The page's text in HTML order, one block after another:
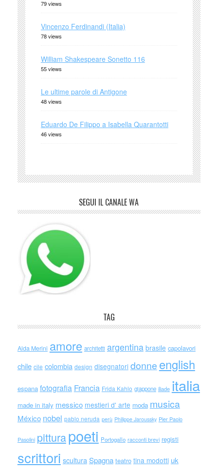
79 views
Vincenzo Ferdinandi (Italia)
78 views
William Shakespeare Sonetto 116
55 views
Le ultime parole di Antigone
48 views
Eduardo De Filippo a Isabella Quarantotti
46 views
SEGUI IL CANALE WA
TAG
Alda Merini amore architetti argentina brasile capolavori
chile cile colombia design disegnatori donne english
espana fotografia Francia Frida Kahlo giappone iliade italia
made in italy messico mestieri d' arte moda musica
México nobel pablo neruda perù Philippe Jaroussky Pier Paolo
Pasolini pitturapoeti Portogallo racconti brevi registi
scrittori scultura Spagna teatro tina modotti uk